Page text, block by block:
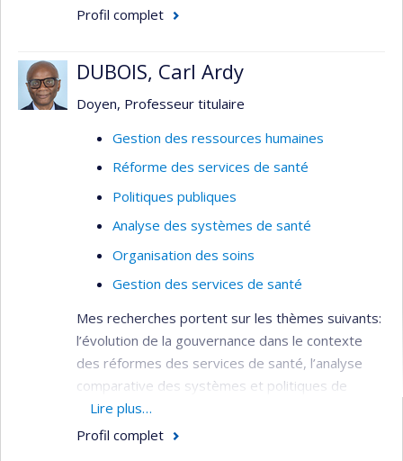
Profil complet
DUBOIS, Carl Ardy
Doyen, Professeur titulaire
Gestion des ressources humaines
Réforme des services de santé
Politiques publiques
Analyse des systèmes de santé
Organisation des soins
Gestion des services de santé
Mes recherches portent sur les thèmes suivants:
l’évolution de la gouvernance dans le contexte
des réformes des services de santé, l’analyse
comparative des systèmes et politiques de
santé, la gestion des ressources humaines en
santé.
Lire plus…
Profil complet